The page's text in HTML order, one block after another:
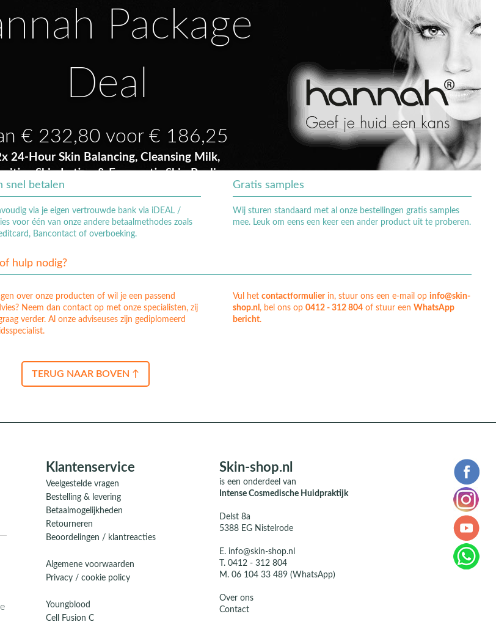
Package
Deal
€ 232,80 voor € 186,25
24-Hour Skin Balancing, Cleansing Milk,
Skin Lotion & Enzymatic Skin Peeling
SHOP DE AANBIEDING →
snel betalen
via je eigen vertrouwde bank via iDEAL /
voor één van onze andere betaalmethodes zoals
Bancontact of overboeking.
Gratis samples
Wij sturen standaard met al onze bestellingen gratis samples
mee. Leuk om eens een keer een ander product uit te proberen.
hulp nodig?
over onze producten of wil je een passend
Neem dan contact op met onze specialisten, zij
verder. Al onze adviseuses zijn gediplomeerd
Vul het contactformulierin, stuur ons een e-mail op info@skin-
shop.nl , bel ons op 0412 - 312 804of stuur een WhatsApp
bericht.
TERUG NAAR BOVEN ↑
Klantenservice
Veelgestelde vragen
Bestelling & levering
Betaalmogelijkheden
Retourneren
Beoordelingen / klantreacties
Algemene voorwaarden
Privacy / cookie policy
Youngblood
Cell Fusion C
Skin-shop.nl
is een onderdeel van
Intense Cosmedische Huidpraktijk
Delst 8a
5388 EG Nistelrode
E. info@skin-shop.nl
T.0412 - 312 804
M.06 104 33 489 (WhatsApp)
Over ons
Contact